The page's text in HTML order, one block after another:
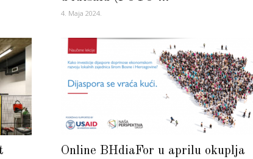
4. Maja 2024.
Online BHdiaFor u aprilu okuplja